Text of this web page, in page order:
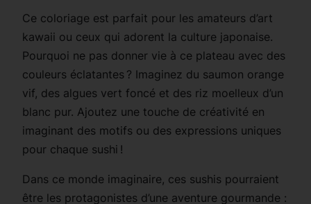
Ce coloriage est parfait pour les amateurs d’art
kawaii ou ceux qui adorent la culture japonaise.
Pourquoi ne pas donner vie à ce plateau avec des
couleurs éclatantes ? Imaginez du saumon orange
vif, des algues vert foncé et des riz moelleux d’un
blanc pur. Ajoutez une touche de créativité en
imaginant des motifs ou des expressions uniques
pour chaque sushi !
Dans ce monde imaginaire, ces sushis pourraient
être les protagonistes d’une aventure gourmande :